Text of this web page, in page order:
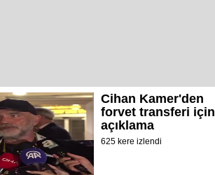
Cihan Kamer'den
forvet transferi için
açıklama
625 kere izlendi